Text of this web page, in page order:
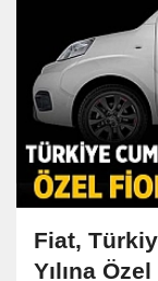
Fiat,
Yılına